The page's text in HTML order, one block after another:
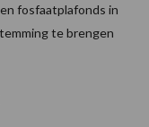
fosfaatplafonds in
te brengen